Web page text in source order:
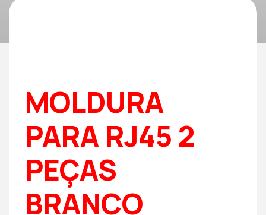
MOLDURA
PARA RJ45 2
PEÇAS
BRANCO